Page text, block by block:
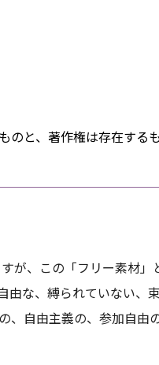
のと、著作権は存在する
が、この「フリー素材」
由な、縛られていない、
、自由主義の、参加自由